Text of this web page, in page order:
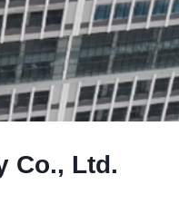
Co., Ltd.